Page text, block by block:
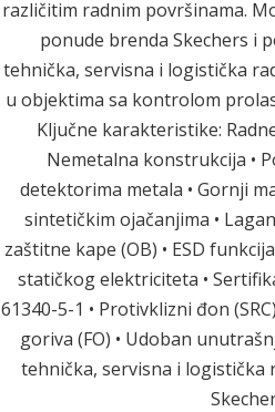
različitim radnim površinama.
ponude brenda Skechers i
tehnička, servisna i logistička
u objektima sa kontrolom
Ključne karakteristike:
Nemetalna konstrukcija •
detektorima metala • Gornji
sintetičkim ojačanjima •
zaštitne kape (OB) • ESD
statičkog elektriciteta •
61340-5-1 • Protivklizni đon
goriva (FO) • Udoban
tehnička, servisna i logistička